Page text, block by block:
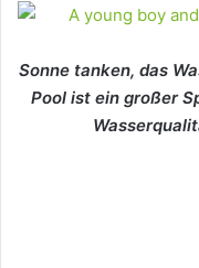
Sonne tanken, das
Pool ist ein großer